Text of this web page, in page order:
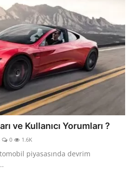
ve Kullanıcı Yorumları ?
0 1.6K
piyasasında devrim